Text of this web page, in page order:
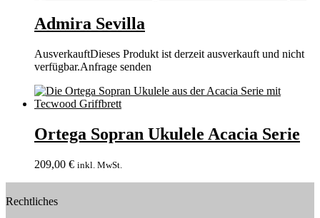
Admira Sevilla
AusverkauftDieses Produkt ist derzeit ausverkauft und nicht
verfügbar.Anfrage senden
Ortega Sopran Ukulele Acacia Serie
209,00 € inkl. MwSt.
Rechtliches